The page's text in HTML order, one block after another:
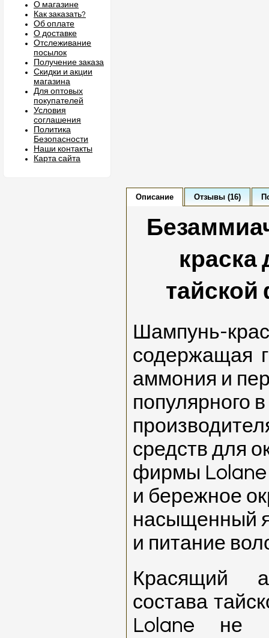
О магазине
Как заказать?
Об оплате
О доставке
Отслеживание
посылок
Получение заказа
Скидки и акции
магазина
Для оптовых
покупателей
Условия
соглашения
Политика
Безопасности
Наши контакты
Карта сайта
Описание Отзывы (16)
краска
Шампунь-
содержащая
аммония и
популярного
средств для
фирмы Lolane
и бережное
насыщенный
и питание
Красящий
состава
Lolane не